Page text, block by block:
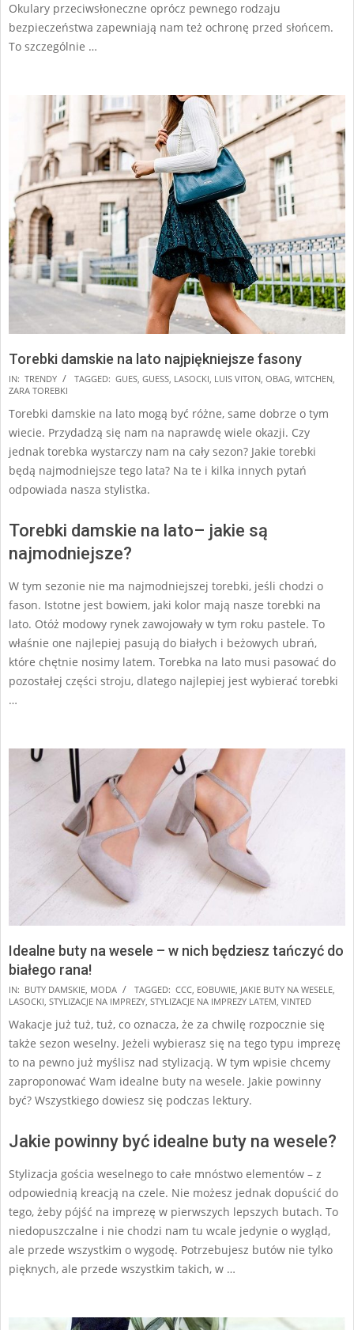
Okulary przeciwsłoneczne oprócz pewnego rodzaju
bezpieczeństwa zapewniają nam też ochronę przed słońcem.
To szczególnie …
Torebki damskie na lato najpiękniejsze fasony
2025-
07-
04
IN: TRENDY TAGGED: GUES GUESS LASOCKI LUIS VITON OBAG WITCHEN
ZARA TOREBKI
Torebki damskie na lato mogą być różne, same dobrze o tym
wiecie. Przydadzą się nam na naprawdę wiele okazji. Czy
jednak torebka wystarczy nam na cały sezon? Jakie torebki
będą najmodniejsze tego lata? Na te i kilka innych pytań
odpowiada nasza stylistka.
Torebki damskie na lato– jakie są
najmodniejsze?
W tym sezonie nie ma najmodniejszej torebki, jeśli chodzi o
fason. Istotne jest bowiem, jaki kolor mają nasze torebki na
lato. Otóż modowy rynek zawojowały w tym roku pastele. To
właśnie one najlepiej pasują do białych i beżowych ubrań,
które chętnie nosimy latem. Torebka na lato musi pasować do
pozostałej części stroju, dlatego najlepiej jest wybierać torebki
…
Idealne buty na wesele – w nich będziesz tańczyć do
białego rana!
2025-
07-
01
IN: BUTY DAMSKIE, MODA TAGGED: CCC, EOBUWIE, JAKIE BUTY NA WESELE,
LASOCKI, STYLIZACJE NA IMPREZY, STYLIZACJE NA IMPREZY LATEM, VINTED
Wakacje już tuż, tuż, co oznacza, że za chwilę rozpocznie się
także sezon weselny. Jeżeli wybierasz się na tego typu imprezę
to na pewno już myślisz nad stylizacją. W tym wpisie chcemy
zaproponować Wam idealne buty na wesele. Jakie powinny
być? Wszystkiego dowiesz się podczas lektury.
Jakie powinny być idealne buty na wesele?
Stylizacja gościa weselnego to całe mnóstwo elementów – z
odpowiednią kreacją na czele. Nie możesz jednak dopuścić do
tego, żeby pójść na imprezę w pierwszych lepszych butach. To
niedopuszczalne i nie chodzi nam tu wcale jedynie o wygląd,
ale przede wszystkim o wygodę. Potrzebujesz butów nie tylko
pięknych, ale przede wszystkim takich, w …